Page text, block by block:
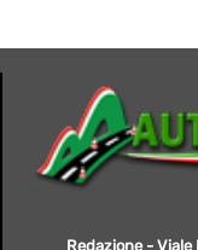
Redazione - Viale